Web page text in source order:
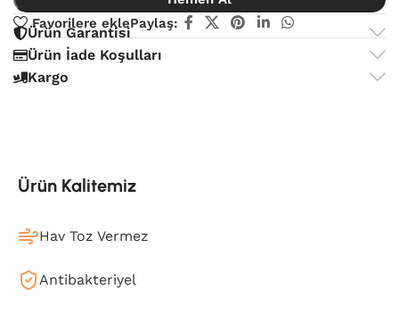
Favorilere eklePaylaş:
Ürün Garantisi
Ürün İade Koşulları
Kargo
Ürün Kalitemiz
Hav Toz Vermez
Antibakteriyel